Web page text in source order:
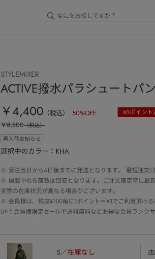
STYLEMIXER
ACTIVE撥水パラシュートパ
￥4,400 （税込） 50%OFF 40ポイント
￥8,800（税込）
再入荷お知らせ
選択中のカラー：KHA
※ 受注当日から4日後までに発送となります。 最短注文
※ 掲載中の在庫数は目安となります。ご注文確定時に最
実際の在庫状況が異なる場合がございます。
※ 会員様は、税抜¥100毎に1ポイント＝¥1でご利用頂け
UP！会員様限定セールや送料無料などお得な会員ランク
S 在庫なし